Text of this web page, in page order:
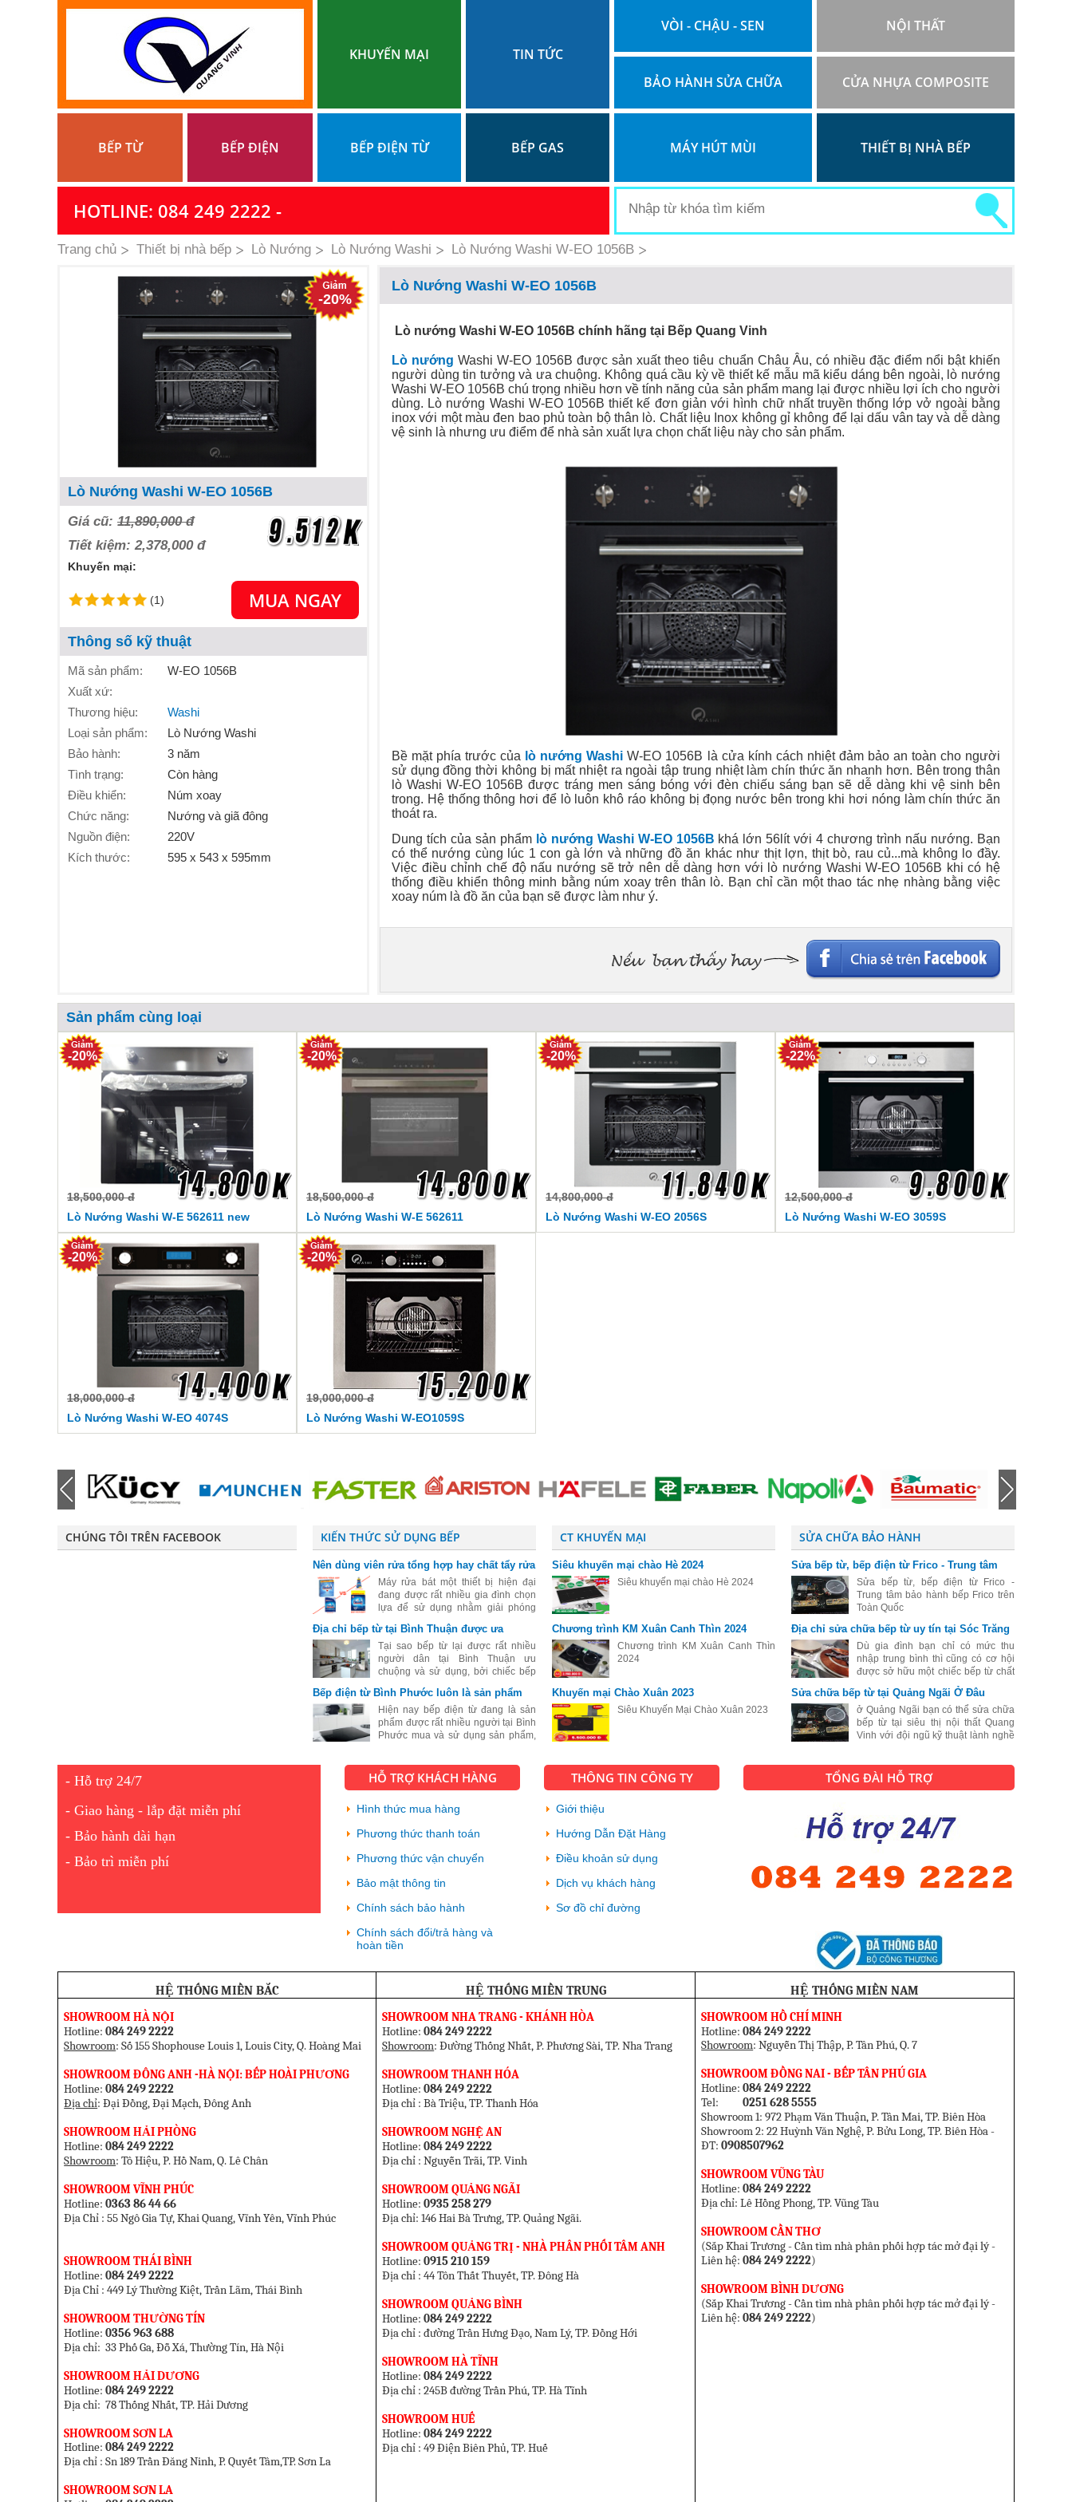
KHUYẾN MẠI TIN TỨC
VÒI - CHẬU - SEN
BẢO HÀNH SỬA CHỮA
NỘI THẤT
CỬA NHỰA COMPOSITE
BẾP TỪ BẾP ĐIỆN BẾP ĐIỆN TỪ BẾP GAS MÁY HÚT MÙI THIẾT BỊ NHÀ BẾP
HOTLINE: 084 249 2222 -
Trang chủ Thiết bị nhà bếp Lò Nướng Lò Nướng Washi Lò Nướng Washi W-EO 1056B
Lò Nướng Washi W-EO 1056B
-20%
Giá cũ: 11,890,000 đ
Tiết kiệm: 2,378,000 đ
Khuyến mại:
MUA NGAY
(1)
Thông số kỹ thuật
Mã sản phẩm:
W-EO 1056B
Xuất xứ:
Thương hiệu:
Washi
Loại sản phẩm:
Lò Nướng Washi
Bảo hành:
3 năm
Tình trạng:
Còn hàng
Điều khiển:
Núm xoay
Chức năng:
Nướng và giã đông
Nguồn điện:
220V
Kích thước:
595 x 543 x 595mm
Lò Nướng Washi W-EO 1056B
Lò nướng Washi W-EO 1056B chính hãng tại Bếp Quang Vinh
Lò nướng Washi W-EO 1056B được sản xuất theo tiêu chuẩn Châu Âu, có nhiều đặc điểm nổi bật khiến
người dùng tin tưởng và ưa chuộng. Không quá cầu kỳ về thiết kế mẫu mã kiểu dáng bên ngoài, lò nướng
Washi W-EO 1056B chú trọng nhiều hơn về tính năng của sản phẩm mang lại được nhiều lợi ích cho người
dùng. Lò nướng Washi W-EO 1056B thiết kế đơn giản với hình chữ nhất truyền thống lớp vở ngoài bằng
inox với một màu đen bao phủ toàn bộ thân lò. Chất liệu Inox không gỉ không để lại dấu vân tay và dễ dàng
vệ sinh là nhưng ưu điểm để nhà sản xuất lựa chọn chất liệu này cho sản phẩm.
Bề mặt phía trước của lò nướng Washi W-EO 1056B là cửa kính cách nhiệt đảm bảo an toàn cho người
sử dụng đồng thời không bị mất nhiệt ra ngoài tập trung nhiệt làm chín thức ăn nhanh hơn. Bên trong thân
lò Washi W-EO 1056B được tráng men sáng bóng với đèn chiếu sáng bạn sẽ dễ dàng khi vệ sinh bên
trong. Hệ thống thông hơi để lò luôn khô ráo không bị đọng nước bên trong khi hơi nóng làm chín thức ăn
thoát ra.
Dung tích của sản phẩm lò nướng Washi W-EO 1056B khá lớn 56lít với 4 chương trình nấu nướng. Bạn
có thể nướng cùng lúc 1 con gà lớn và những đồ ăn khác như thịt lợn, thịt bò, rau củ...mà không lo đầy.
Việc điều chỉnh chế độ nấu nướng sẽ trở nên dễ dàng hơn với lò nướng Washi W-EO 1056B khi có hệ
thống điều khiển thông minh bằng núm xoay trên thân lò. Bạn chỉ cần một thao tác nhẹ nhàng bằng việc
xoay núm là đồ ăn của bạn sẽ được làm như ý.
Sản phẩm cùng loại
18,500,000 đ
Lò Nướng Washi W-E 562611 new
-20%
18,500,000 đ
Lò Nướng Washi W-E 562611
-20%
14,800,000 đ
Lò Nướng Washi W-EO 2056S
-20%
12,500,000 đ
Lò Nướng Washi W-EO 3059S
-22%
18,000,000 đ
Lò Nướng Washi W-EO 4074S
-20%
19,000,000 đ
Lò Nướng Washi W-EO1059S
-20%
CHÚNG TÔI TRÊN FACEBOOK KIẾN THỨC SỬ DỤNG BẾP
Nên dùng viên rửa tổng hợp hay chất tẩy rửa
riêng biệt cho máy rửa bátMáy rửa bát một thiết bị hiện đại
đang được rất nhiều gia đình chọn
lựa để sử dụng nhằm giải phóng
việc mệt mỏi. Đối với những người
đang tìm hiểu và mới sử dụng máy
rửa
Địa chỉ bếp từ tại Bình Thuận được ưa
chuộng
Tại sao bếp từ lại được rất nhiều
người dân tại Bình Thuận ưu
chuộng và sử dụng, bởi chiếc bếp
mã đến kiểu dáng cực kỳ sang trọng
và đẹp, bếp từ còn có rất nhiều cô
Bếp điện từ Bình Phước luôn là sản phẩm
được ưa chuộngHiện nay bếp điện từ đang là sản
phẩm được rất nhiều người tại Bình
Phước mua và sử dụng sản phẩm,
CT KHUYẾN MẠI
Siêu khuyến mại chào Hè 2024
Siêu khuyến mại chào Hè 2024
Chương trình KM Xuân Canh Thìn 2024
Chương trình KM Xuân Canh Thìn
2024
Khuyến mại Chào Xuân 2023
Siêu Khuyến Mại Chào Xuân 2023
SỬA CHỮA BẢO HÀNH
Sửa bếp từ, bếp điện từ Frico - Trung tâm
bảo hành bếp Frico trên Toàn Quốc
Sửa bếp từ, bếp điện từ Frico -
Trung tâm bảo hành bếp Frico trên
Toàn Quốc
Địa chỉ sửa chữa bếp từ uy tín tại Sóc Trăng
Dù gia đình bạn chỉ có mức thu
nhập trung bình thì cũng có cơ hội
được sở hữu một chiếc bếp từ chất
lượng tốt. Cũng chính vì vậy mà
hiện nay số lượng người dân sống
tại Sóc Trăng lựa chọn bếp từ để để
Sửa chữa bếp từ tại Quảng Ngãi Ở Đâu
ở Quảng Ngãi bạn có thể sửa chữa
bếp từ tại siêu thị nội thất Quang
Vinh với đội ngũ kỹ thuật lành nghề
hoạt động như lúc mới mua.
- Hỗ trợ 24/7
- Giao hàng - lắp đặt miễn phí
- Bảo hành dài hạn
- Bảo trì miễn phí
HỖ TRỢ KHÁCH HÀNG
Hình thức mua hàng
Phương thức thanh toán
Phương thức vận chuyển
Bảo mật thông tin
Chính sách bảo hành
Chính sách đổi/trả hàng và
hoàn tiền
THÔNG TIN CÔNG TY
Giới thiệu
Hướng Dẫn Đặt Hàng
Điều khoản sử dụng
Dịch vụ khách hàng
Sơ đồ chỉ đường
TỔNG ĐÀI HỖ TRỢ
HỆ THỐNG MIỀN BẮC HỆ THỐNG MIỀN TRUNG
HỆ THỐNG MIỀN NAM
SHOWROOM HÀ NỘI
Hotline:084 249 2222
Showroom: Số 155 Shophouse Louis 1, Louis City, Q. Hoàng Mai
SHOWROOM ĐÔNG ANH -HÀ NỘI: BẾP HOÀI PHƯƠNG
Hotline:084 249 2222
Địa chỉ: Đại Đồng, Đại Mạch, Đông Anh
SHOWROOM HẢI PHÒNG
Hotline:084 249 2222
Showroom: Tô Hiệu, P. Hồ Nam, Q. Lê Chân
SHOWROOM VĨNH PHÚC
Hotline:0363 86 44 66
Địa Chỉ : 55 Ngô Gia Tự, Khai Quang, Vĩnh Yên, Vĩnh Phúc
SHOWROOM THÁI BÌNH
Hotline:084 249 2222
Địa Chỉ : 449 Lý Thường Kiệt, Trần Lãm, Thái Bình
SHOWROOM THƯỜNG TÍN
Hotline:0356 963 688
Địa chỉ: 33 Phố Ga, Đỗ Xá, Thường Tín, Hà Nội
SHOWROOM HẢI DƯƠNG
Hotline:084 249 2222
Địa chỉ: 78 Thống Nhất, TP. Hải Dương
SHOWROOM SƠN LA
Hotline:084 249 2222
Địa chỉ : Sn 189 Trần Đăng Ninh, P. Quyết Tâm,TP. Sơn La
SHOWROOM SƠN LA
SHOWROOM NHA TRANG - KHÁNH HÒA
Hotline:084 249 2222
Showroom: Đường Thống Nhất, P. Phương Sài, TP. Nha Trang
SHOWROOM THANH HÓA
Hotline:084 249 2222
Địa chỉ : Bà Triệu, TP. Thanh Hóa
SHOWROOM NGHỆ AN
Hotline:084 249 2222
Địa chỉ : Nguyễn Trãi, TP. Vinh
SHOWROOM QUẢNG NGÃI
Hotline:0935 258 279
Địa chỉ: 146 Hai Bà Trưng, TP. Quảng Ngãi.
SHOWROOM QUẢNG TRỊ - NHÀ PHÂN PHỐI TÂM ANH
Hotline:0915 210 159
Địa chỉ : 44 Tôn Thất Thuyết, TP. Đông Hà
SHOWROOM QUẢNG BÌNH
Hotline:084 249 2222
Địa chỉ : đường Trần Hưng Đạo, Nam Lý, TP. Đồng Hới
SHOWROOM HÀ TĨNH
Hotline:084 249 2222
Địa chỉ : 245B đường Trần Phú, TP. Hà Tĩnh
SHOWROOM HUẾ
Hotline:084 249 2222
Địa chỉ : 49 Điện Biên Phủ, TP. Huế
SHOWROOM HỒ CHÍ MINH
Hotline:084 249 2222
Showroom: Nguyễn Thị Thập, P. Tân Phú, Q. 7
SHOWROOM ĐỒNG NAI - BẾP TÂN PHÚ GIA
Hotline:084 249 2222
Tel:0251 628 5555
Showroom 1: 972 Phạm Văn Thuận, P. Tân Mai, TP. Biên Hòa
Showroom 2: 22 Huỳnh Văn Nghệ, P. Bửu Long, TP. Biên Hòa -
ĐT:0908507962
SHOWROOM VŨNG TÀU
Hotline:084 249 2222
Địa chỉ: Lê Hồng Phong, TP. Vũng Tàu
SHOWROOM CẦN THƠ
(Sắp Khai Trương - Cần tìm nhà phân phối hợp tác mở đại lý -
Liên hệ:084 249 2222)
SHOWROOM BÌNH DƯƠNG
(Sắp Khai Trương - Cần tìm nhà phân phối hợp tác mở đại lý -
Liên hệ:084 249 2222)